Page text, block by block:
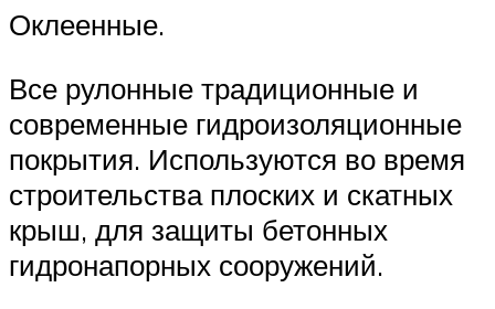
Оклеенные.
Все рулонные традиционные и
современные гидроизоляционные
покрытия. Используются во время
строительства плоских и скатных
крыш, для защиты бетонных
гидронапорных сооружений.